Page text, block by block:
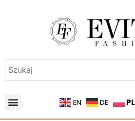
EN DE PL